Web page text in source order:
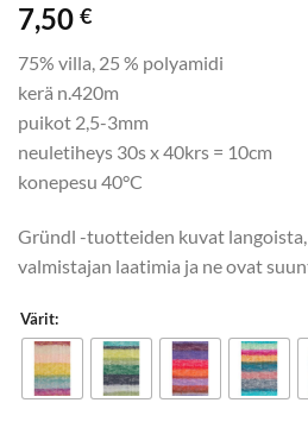
7,50 €
75% villa, 25 % polyamidi
kerä n.420m
puikot 2,5-3mm
neuletiheys 30s x 40krs = 10cm
konepesu 40°C
Gründl -tuotteiden kuvat
valmistajan laatimia ja ne ovat
Värit: